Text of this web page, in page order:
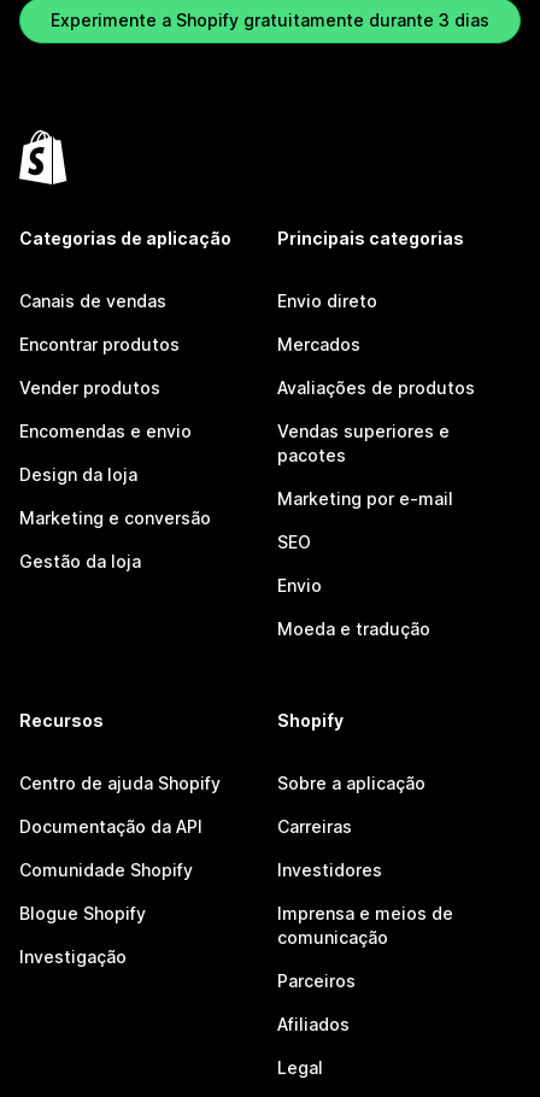
Experimente a Shopify gratuitamente durante 3 dias
Categorias de aplicação
Canais de vendas
Encontrar produtos
Vender produtos
Encomendas e envio
Design da loja
Marketing e conversão
Gestão da loja
Principais categorias
Envio direto
Mercados
Avaliações de produtos
Vendas superiores e
pacotes
Marketing por e-mail
SEO
Envio
Moeda e tradução
Recursos
Centro de ajuda Shopify
Documentação da API
Comunidade Shopify
Blogue Shopify
Investigação
Shopify
Sobre a aplicação
Carreiras
Investidores
Imprensa e meios de
comunicação
Parceiros
Afiliados
Legal